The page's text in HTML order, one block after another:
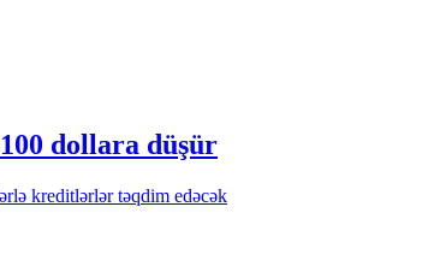
dollara düşür